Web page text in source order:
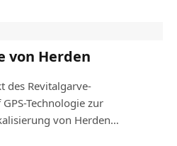
von Herden
des Revitalgarve-
Technologie zur
von Herden…